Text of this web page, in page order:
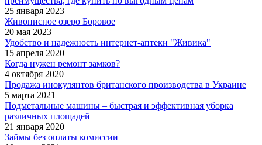
25 января 2023
Живописное озеро Боровое
20 мая 2023
Удобство и надежность интернет-аптеки "Живика"
15 апреля 2020
Когда нужен ремонт замков?
4 октября 2020
Продажа инокулянтов британского производства в Украине
5 марта 2021
Подметальные машины – быстрая и эффективная уборка
различных площадей
21 января 2020
Займы без оплаты комиссии